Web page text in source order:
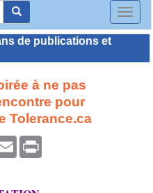
Toggle
de publications et
à ne pas
pour
Tolerance.ca
Email